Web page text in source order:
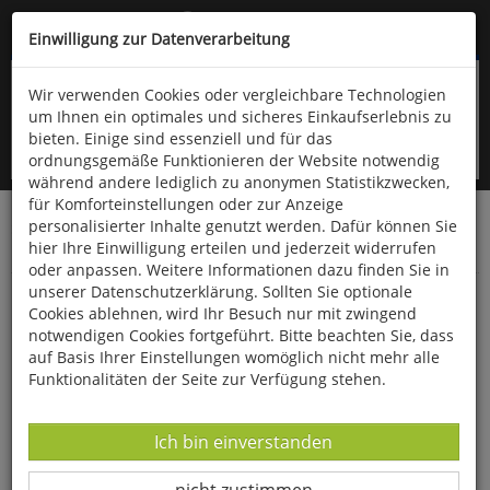
Kompletten Head der Seite überspringen
oder (06766) 9323-960
Startseite Bücher Downloads
Zeitschriften
SportPraxis
Staunen, Spielen, Lachen: Clownerie im
Schulzirkus
Einwilligung zur Datenverarbeitung
Wir verwenden Cookies oder vergleichbare Technologien
um Ihnen ein optimales und sicheres Einkaufserlebnis zu
bieten. Einige sind essenziell und für das
ordnungsgemäße Funktionieren der Website notwendig
während andere lediglich zu anonymen Statistikzwecken,
für Komforteinstellungen oder zur Anzeige
personalisierter Inhalte genutzt werden. Dafür können Sie
hier Ihre Einwilligung erteilen und jederzeit widerrufen
oder anpassen. Weitere Informationen dazu finden Sie in
unserer Datenschutzerklärung. Sollten Sie optionale
Cookies ablehnen, wird Ihr Besuch nur mit zwingend
notwendigen Cookies fortgeführt. Bitte beachten Sie, dass
auf Basis Ihrer Einstellungen womöglich nicht mehr alle
Funktionalitäten der Seite zur Verfügung stehen.
Datenverarbeitung -
Ich bin einverstanden